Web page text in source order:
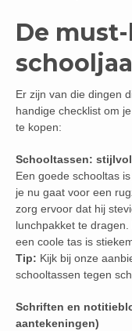
De
Er zijn van die dingen
handige checklist om
te kopen:
Schooltassen:
Een goede schooltas
je nu gaat voor een
zorg ervoor dat hij
lunchpakket te dragen.
een coole tas is
Tip: Kijk bij onze
schooltassen tegen
Schriften en
aantekeningen)